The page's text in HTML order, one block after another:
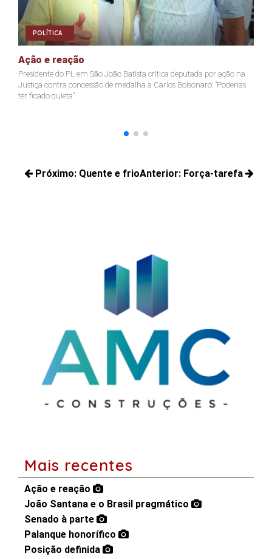
POLÍTICA
Ação e reação
Presidente do PL em São João Batista critica deputada por ação na
Justiça contra concessão de medalha a Carlos Bolsonaro: "Poderias
ter ficado quieta"
Navegação
Anterior: Força-tarefa
Próximo: Quente e frio
Mais recentes
Ação e reação
João Santana e o Brasil pragmático
Senado à parte
Palanque honorífico
Posição definida